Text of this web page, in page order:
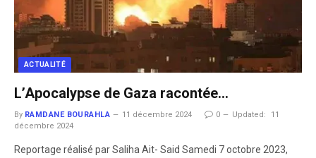
ACTUALITÉ
L’Apocalypse de Gaza racontée…
By RAMDANE BOURAHLA 11 décembre 2024 0 Updated:
11
décembre 2024
Reportage réalisé par Saliha Ait- Said Samedi 7 octobre 2023,